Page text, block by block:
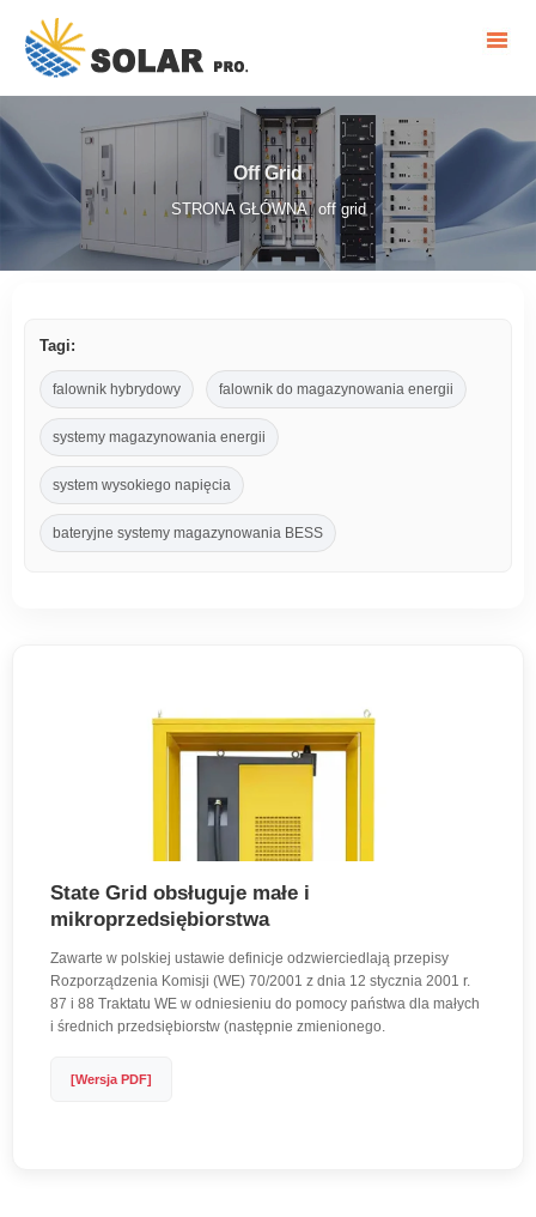
Off Grid
STRONA GŁÓWNA/ off grid
Tagi:
falownik hybrydowy falownik do magazynowania energii
systemy magazynowania energii
system wysokiego napięcia
bateryjne systemy magazynowania BESS
State Grid obsługuje małe i
mikroprzedsiębiorstwa
Zawarte w polskiej ustawie definicje odzwierciedlają przepisy
Rozporządzenia Komisji (WE) 70/2001 z dnia 12 stycznia 2001 r.
87 i 88 Traktatu WE w odniesieniu do pomocy państwa dla małych
i średnich przedsiębiorstw (następnie zmienionego.
[Wersja PDF]